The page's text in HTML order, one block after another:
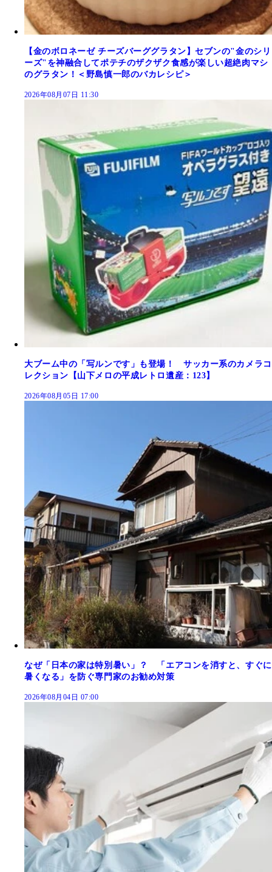
【金のボロネーゼ チーズバーググラタン】セブンの"金のシリ
ーズ"を神融合してポテチのザクザク食感が楽しい超絶肉マシ
のグラタン！＜野島慎一郎のバカレシピ＞
2026年08月07日 11:30
大ブーム中の「写ルンです」も登場！ サッカー系のカメラコ
レクション【山下メロの平成レトロ遺産：123】
2026年08月05日 17:00
なぜ「日本の家は特別暑い」？ 「エアコンを消すと、すぐに
暑くなる」を防ぐ専門家のお勧め対策
2026年08月04日 07:00